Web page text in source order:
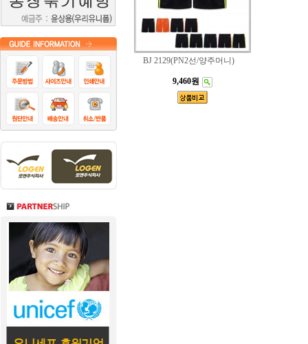
BJ 2129(PN2선/양주머니)
9,460원